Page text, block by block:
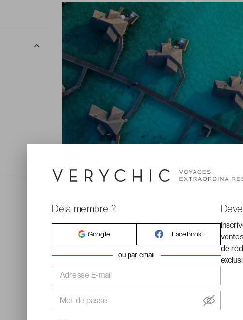
Déjà membre ?
Google Facebook
ou par email
Adresse E-mail
Mot de passe
de